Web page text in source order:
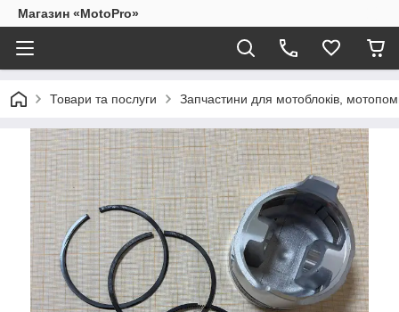
Магазин «MotoPro»
Товари та послуги Запчастини для мотоблоків,